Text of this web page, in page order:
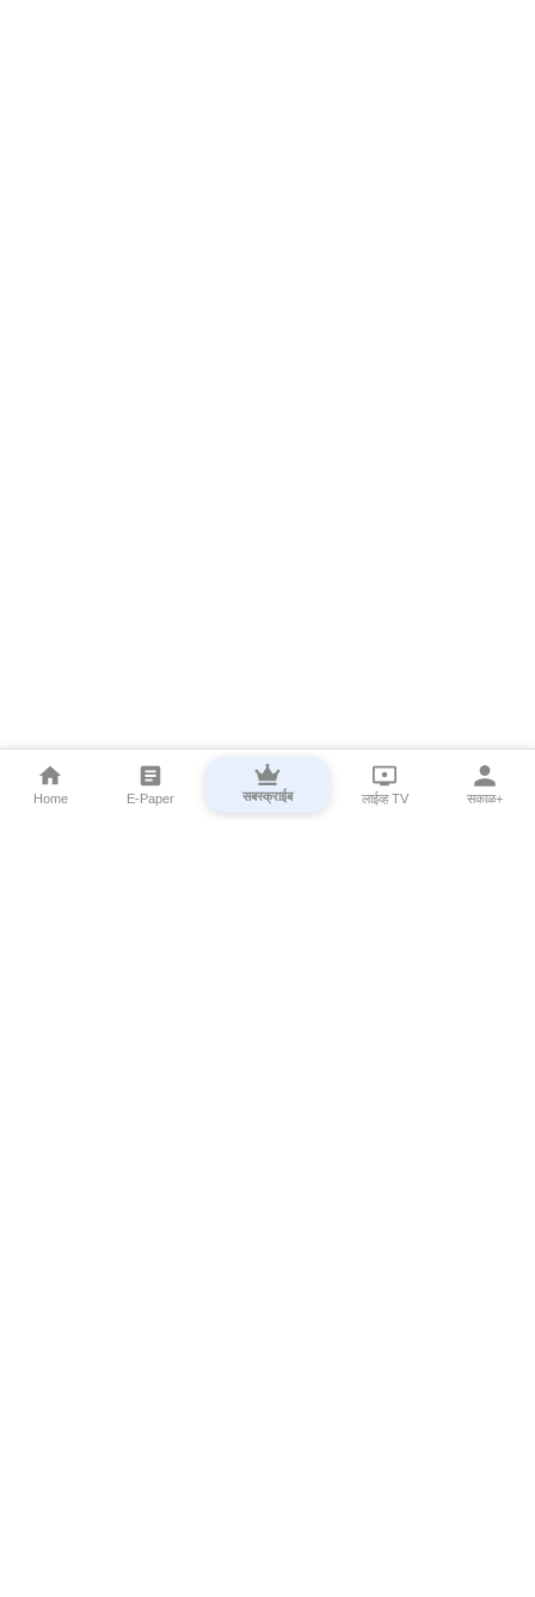
Home E-Paper सबस्क्राईब लाईव्ह TV सकाळ+